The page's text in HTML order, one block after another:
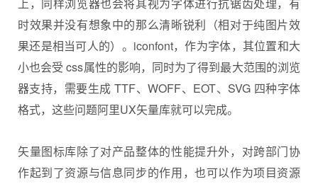
时效果并没有想象中的那么清晰锐利（相对于纯图片效
果还是相当可人的）。 iconfont，作为字体，其位置和大
小也会受 css属性的影响，同时为了得到最大范围的浏览
器支持，需要生成 TTF、WOFF、EOT、SVG 四种字体
格式，这些问题阿里UX矢量库就可以完成。
矢量图标库除了对产品整体的性能提升外，对跨部门协
作起到了资源与信息同步的作用，也可以作为项目资源